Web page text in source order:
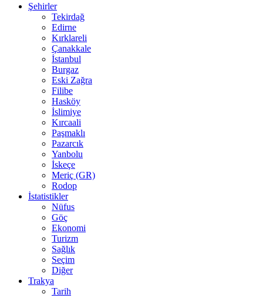
Şehirler
Tekirdağ
Edirne
Kırklareli
Çanakkale
İstanbul
Burgaz
Eski Zağra
Filibe
Hasköy
İslimiye
Kırcaali
Paşmaklı
Pazarcık
Yanbolu
İskeçe
Meriç (GR)
Rodop
İstatistikler
Nüfus
Göç
Ekonomi
Turizm
Sağlık
Seçim
Diğer
Trakya
Tarih